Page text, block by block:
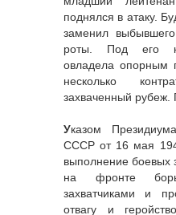
поднялся в атаку.
заменил
роты. Под его
овладела опорным
несколько
захваченный рубеж.
Указом
СССР от 16 мая
выполнение боевых
на фронте
захватчиками и
отвагу и